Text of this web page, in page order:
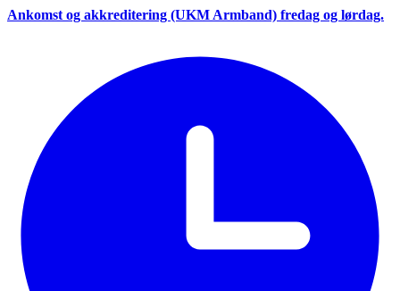
Ankomst og akkreditering (UKM Armband) fredag og lørdag.